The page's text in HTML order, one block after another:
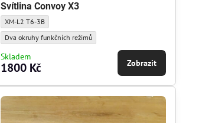
Svítlina Convoy X3
Svítlina Convoy X3 - Typ diody:
XM-L2 T6-3B
Svítlina Convoy X3 - Typ řídicí jednotky:
Dva okruhy funkčních režimů
Skladem
1800 Kč Zobrazit